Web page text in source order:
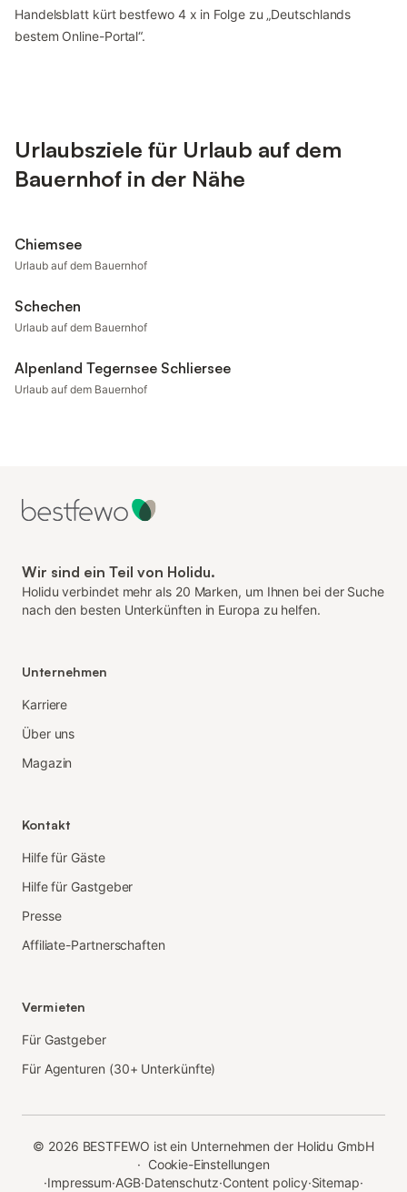
Handelsblatt kürt bestfewo 4 x in Folge zu „Deutschlands
bestem Online-Portal“.
Urlaubsziele für Urlaub auf dem
Bauernhof in der Nähe
Chiemsee
Urlaub auf dem Bauernhof
Schechen
Urlaub auf dem Bauernhof
Alpenland Tegernsee Schliersee
Urlaub auf dem Bauernhof
Wir sind ein Teil von Holidu.
Holidu verbindet mehr als 20 Marken, um Ihnen bei der Suche
nach den besten Unterkünften in Europa zu helfen.
Unternehmen
Karriere
Über uns
Magazin
Kontakt
Hilfe für Gäste
Hilfe für Gastgeber
Presse
Affiliate-Partnerschaften
Vermieten
Für Gastgeber
Für Agenturen (30+ Unterkünfte)
© 2026 BESTFEWO ist ein Unternehmen der Holidu GmbH
· Cookie-Einstellungen
·Impressum·AGB·Datenschutz·Content policy·Sitemap·